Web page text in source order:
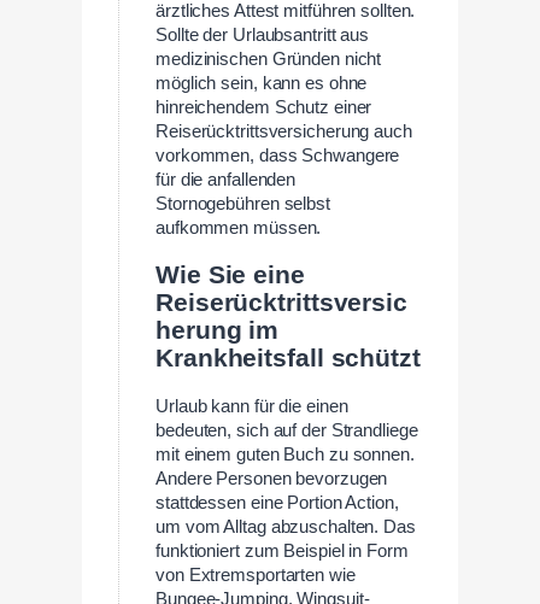
ärztliches Attest mitführen sollten.
Sollte der Urlaubsantritt aus
medizinischen Gründen nicht
möglich sein, kann es ohne
hinreichendem Schutz einer
Reiserücktrittsversicherung auch
vorkommen, dass Schwangere
für die anfallenden
Stornogebühren selbst
aufkommen müssen.
Wie Sie eine
Reiserücktrittsversic
herung im
Krankheitsfall schützt
Urlaub kann für die einen
bedeuten, sich auf der Strandliege
mit einem guten Buch zu sonnen.
Andere Personen bevorzugen
stattdessen eine Portion Action,
um vom Alltag abzuschalten. Das
funktioniert zum Beispiel in Form
von Extremsportarten wie
Bungee-Jumping, Wingsuit-